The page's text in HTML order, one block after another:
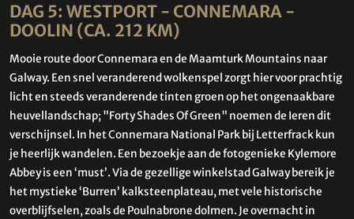
DAG 5: WESTPORT - CONNEMARA -
DOOLIN (CA. 212 KM)
Mooie route door Connemara en de Maamturk Mountains naar
Galway. Een snel veranderend wolkenspel zorgt hier voor prachtig
licht en steeds veranderende tinten groen op het ongenaakbare
heuvellandschap; "Forty Shades Of Green" noemen de Ieren dit
verschijnsel. In het Connemara National Park bij Letterfrack kun
je heerlijk wandelen. Een bezoekje aan de fotogenieke Kylemore
Abbey is een ‘must’. Via de gezellige winkelstad Galway bereik je
het mystieke ‘Burren’ kalksteenplateau, met vele historische
overblijfselen, zoals de Poulnabrone dolmen. Je overnacht in